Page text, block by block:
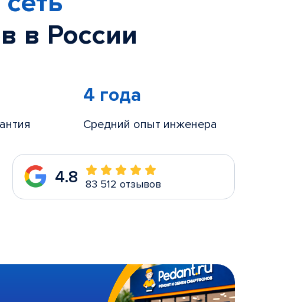
в России
4 года
Средний опыт инженера
4.8 83 512 отзывов